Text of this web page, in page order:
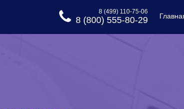
8 (499) 110-75-06
8 (800) 555-80-29